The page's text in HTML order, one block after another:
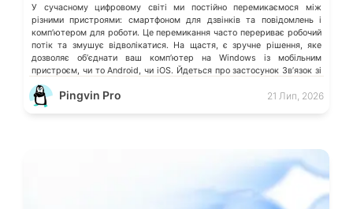
У сучасному цифровому світі ми постійно перемикаємося між
різними пристроями: смартфоном для дзвінків та повідомлень і
компʼютером для роботи. Це перемикання часто перериває робочий
потік та змушує відволікатися. На щастя, є зручне рішення, яке
дозволяє обʼєднати ваш компʼютер на Windows із мобільним
пристроєм, чи то Android, чи iOS. Йдеться про застосунок Звʼязок зі
смартфоном (Phone Link) від Microsoft, що перетворює ваш ПК на
своєрідний «міст» до функцій смартфона.
Pingvin Pro 21 Лип, 2026